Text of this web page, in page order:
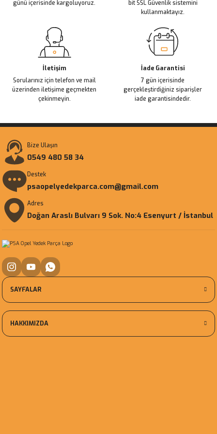
günü içerisinde kargoluyoruz.
bit SSL Güvenlik sistemini
kullanmaktayız.
İletişim
Sorularınız için telefon ve mail
üzerinden iletişime geçmekten
çekinmeyin.
İade Garantisi
7 gün içerisinde
gerçekleştirdiğiniz siparişler
iade garantisindedir.
Bize Ulaşın
0549 480 58 34
Destek
psaopelyedekparca.com@gmail.com
Adres
Doğan Araslı Bulvarı 9 Sok. No:4 Esenyurt / İstanbul
SAYFALAR
HAKKIMIZDA